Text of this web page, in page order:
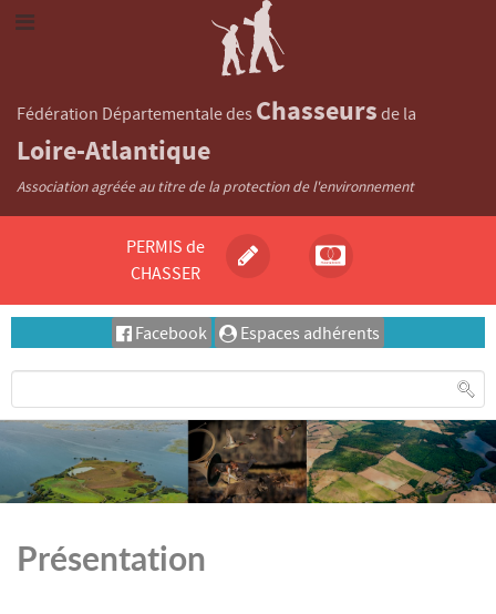
Fédération Départementale des Chasseurs de la
Loire-Atlantique
Association agréée au titre de la protection de l'environnement
PERMIS de
CHASSER
Facebook Espaces adhérents
Présentation